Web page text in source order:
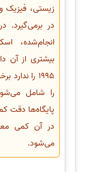
زیستی، فیزیک
در برمی‌گیرد.
بیشتری از آن
را شامل
پایگاه‌ها دقت
در آن کمی
می‌شود.